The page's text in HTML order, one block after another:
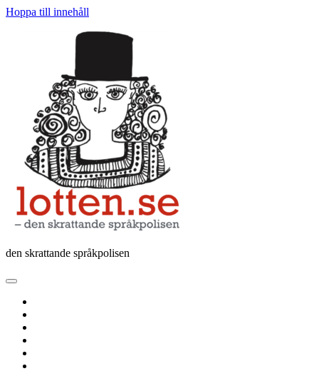
Hoppa till innehåll
den skrattande språkpolisen
öppna
meny